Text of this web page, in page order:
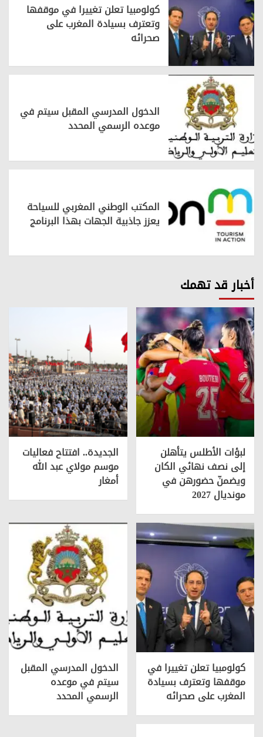
كولومبيا تعلن تغييرا في موقفها
وتعترف بسيادة المغرب على
صحرائه
الدخول المدرسي المقبل سیتم في
موعده الرسمي المحدد
المكتب الوطني المغربي للسياحة
يعزز جاذبية الجهات بهذا البرنامج
أخبار قد تهمك
لبؤات الأطلس يتأهلن
إلى نصف نهائي الكان
ويضمنّ حضورهن في
مونديال 2027
الجديدة.. افتتاح فعاليات
موسم مولاي عبد الله
أمغار
كولومبيا تعلن تغييرا في
موقفها وتعترف بسيادة
المغرب على صحرائه
الدخول المدرسي المقبل
سیتم في موعده
الرسمي المحدد